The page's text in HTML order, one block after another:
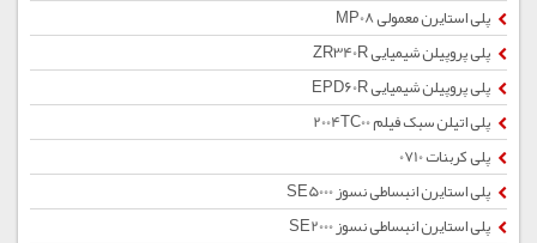
پلی استایرن معمولی MP08
پلی پروپیلن شیمیایی ZR340R
پلی پروپیلن شیمیایی EPD60R
پلی اتیلن سبک فیلم 2004TC00
پلی کربنات 0710
پلی استایرن انبساطی نسوز SE5000
پلی استایرن انبساطی نسوز SE2000